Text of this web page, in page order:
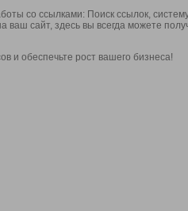
со ссылками: Поиск ссылок,
ваш сайт, здесь вы всегда можете
и обеспечьте рост вашего бизнеса!